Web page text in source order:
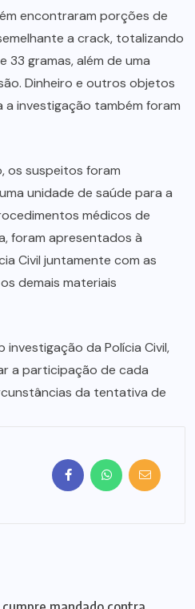
encontraram porções de
a crack, totalizando
33 gramas, além de uma
Dinheiro e outros objetos
a investigação também foram
os suspeitos foram
unidade de saúde para a
médicos de
foram apresentados à
Civil juntamente com as
demais materiais
investigação da Polícia Civil,
a participação de cada
da tentativa de